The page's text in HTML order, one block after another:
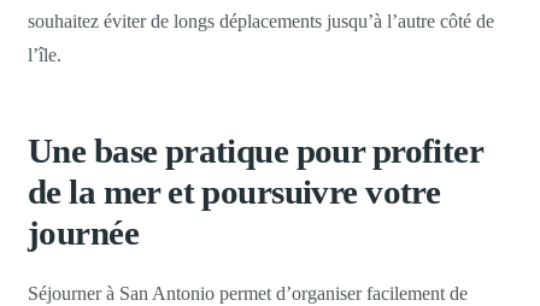
souhaitez éviter de longs déplacements jusqu’à l’autre côté de
l’île.
Une base pratique pour profiter
de la mer et poursuivre votre
journée
Séjourner à San Antonio permet d’organiser facilement de